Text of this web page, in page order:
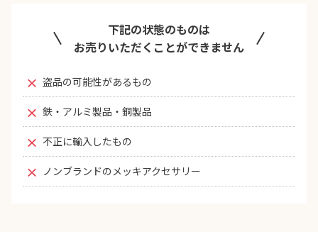
下記の状態のものは
お売りいただくことができません
盗品の可能性があるもの
鉄・アルミ製品・銅製品
不正に輸入したもの
ノンブランドのメッキアクセサリー